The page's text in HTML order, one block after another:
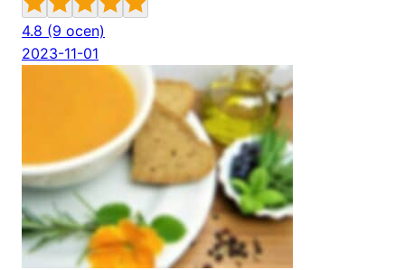
4.8 (9 ocen)
2023-11-01